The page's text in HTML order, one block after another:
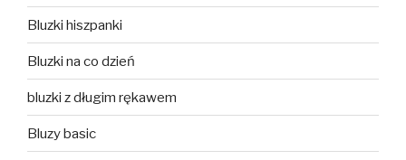
Bluzki hiszpanki
Bluzki na co dzień
bluzki z długim rękawem
Bluzy basic